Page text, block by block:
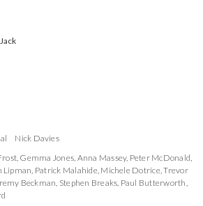
Nick Davies
, Gemma Jones, Anna Massey, Peter McDonald,
Lipman, Patrick Malahide, Michele Dotrice,Trevor
Beckman, Stephen Breaks, Paul Butterworth,